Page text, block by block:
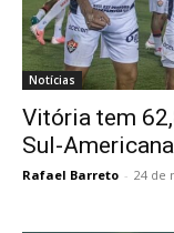
Notícias
Vitória tem
Sul-
Rafael Barreto - 24 de